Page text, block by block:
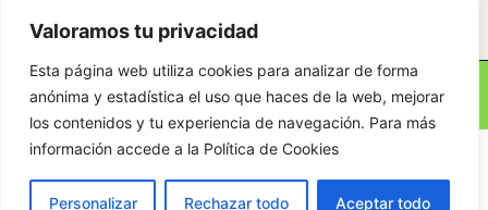
Valoramos tu privacidad
Esta página web utiliza cookies para analizar de forma
anónima y estadística el uso que haces de la web, mejorar
los contenidos y tu experiencia de navegación. Para más
información accede a la Política de Cookies
Personalizar Rechazar todo Aceptar todo
(VALLADOLID)